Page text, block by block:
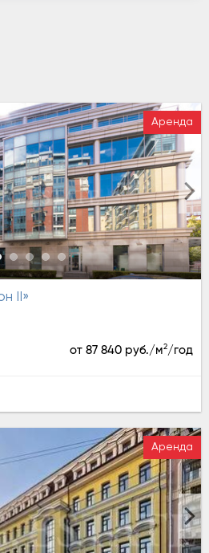
Аренда
II»
от 87 840 руб./м2/год
Аренда